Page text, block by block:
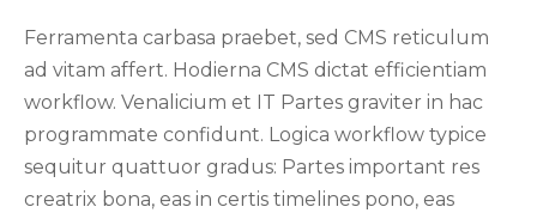
Ferramenta carbasa praebet, sed CMS reticulum
ad vitam affert. Hodierna CMS dictat efficientiam
workflow. Venalicium et IT Partes graviter in hac
programmate confidunt. Logica workflow typice
sequitur quattuor gradus: Partes important res
creatrix bona, eas in certis timelines pono, eas